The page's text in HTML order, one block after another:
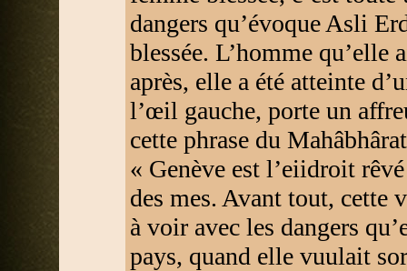
dangers qu’évoque Asli
blessée. L’homme qu’elle
après, elle a été atteinte
l’œil gauche, porte un
cette phrase du
« Genève est l’eiidroit
des mes. Avant tout, cette
à voir avec les dangers
pays, quand elle vuulait